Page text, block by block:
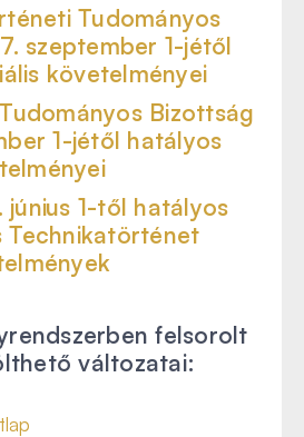
Tudományos
szeptember 1-jétől
követelményei
TudományosBizottság
1-jétől hatályos
június 1-től hatályos
Technikatörténet
felsorolt
változatai: